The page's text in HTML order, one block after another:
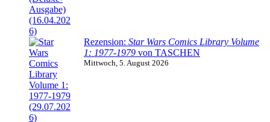
Rezension: Star Wars Comics Library Volume
1: 1977-1979 von TASCHEN
Mittwoch, 5. August 2026